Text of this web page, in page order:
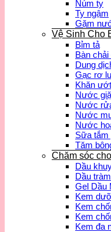
Núm ty
Ty ngậm
Gặm
Vệ Sinh Cho
Bỉm tả
Bàn
Dung
Gạc rơ
Khăn
Nước
Nước
Nước
Nước
Sữa tắm
Tăm
Chăm sóc
Dầu
Dầu tràm
Gel Dầu
Kem
Kem
Kem
Kem đa